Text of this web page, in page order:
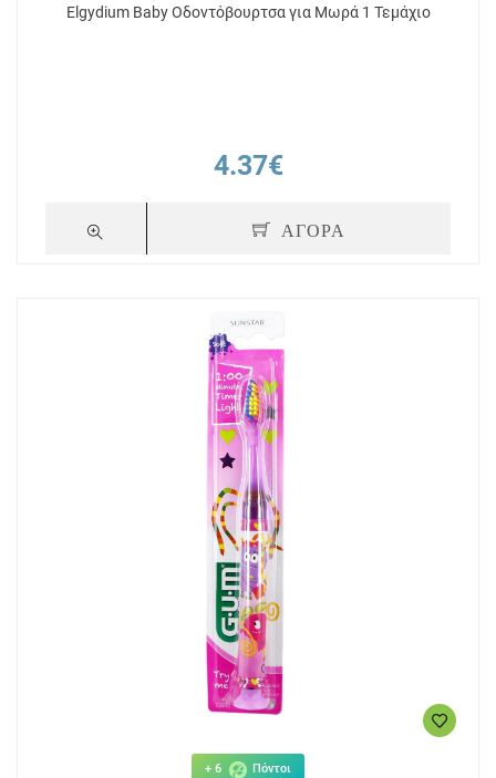
Elgydium Baby Οδοντόβουρτσα για Μωρά 1 Τεμάχιο
4.37€
ΑΓΟΡΑ
+ 6 Πόντοι